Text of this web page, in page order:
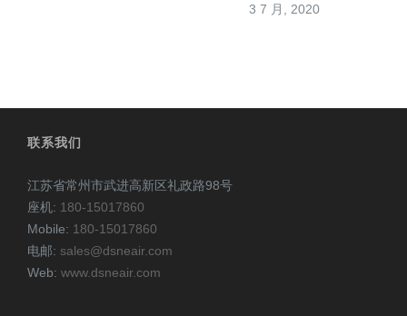
3 7 月, 2020
联系我们
江苏省常州市武进高新区礼政路98号
座机: 180-15017860
Mobile: 180-15017860
电邮: sales@dsneair.com
Web: www.dsneair.com